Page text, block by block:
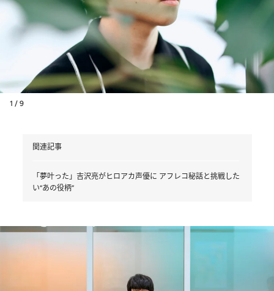
1 / 9
関連記事
「夢叶った」吉沢亮がヒロアカ声優に アフレコ秘話と挑戦した
い“あの役柄”